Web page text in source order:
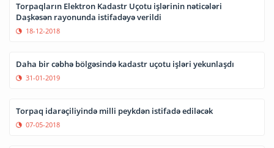
Torpaqların Elektron Kadastr Uçotu işlərinin nəticələri
Daşkəsən rayonunda istifadəyə verildi
18-12-2018
Daha bir cəbhə bölgəsində kadastr uçotu işləri yekunlaşdı
Torpaq idarəçiliyində milli peykdən istifadə ediləcək